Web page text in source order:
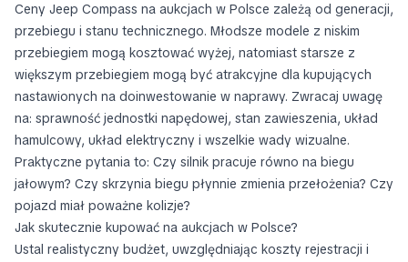
Ceny Jeep Compass na aukcjach w Polsce zależą od generacji,
przebiegu i stanu technicznego. Młodsze modele z niskim
przebiegiem mogą kosztować wyżej, natomiast starsze z
większym przebiegiem mogą być atrakcyjne dla kupujących
nastawionych na doinwestowanie w naprawy. Zwracaj uwagę
na: sprawność jednostki napędowej, stan zawieszenia, układ
hamulcowy, układ elektryczny i wszelkie wady wizualne.
Praktyczne pytania to: Czy silnik pracuje równo na biegu
jałowym? Czy skrzynia biegu płynnie zmienia przełożenia? Czy
pojazd miał poważne kolizje?
Jak skutecznie kupować na aukcjach w Polsce?
Ustal realistyczny budżet, uwzględniając koszty rejestracji i